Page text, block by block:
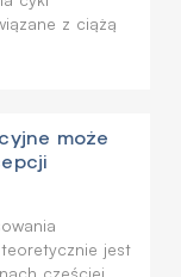
z ciążą
może
jest
częściej